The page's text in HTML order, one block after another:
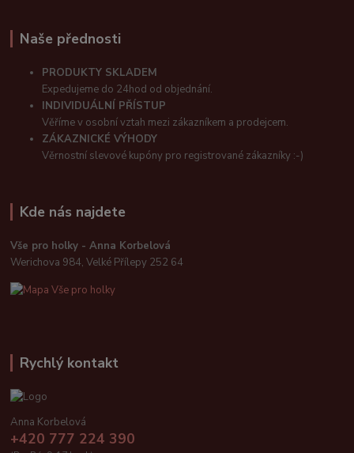
Naše přednosti
PRODUKTY SKLADEM
Expedujeme do 24hod od objednání.
INDIVIDUÁLNÍ PŘÍSTUP
Věříme v osobní vztah mezi zákazníkem a prodejcem.
ZÁKAZNICKÉ VÝHODY
Věrnostní slevové kupóny pro registrované zákazníky :-)
Kde nás najdete
Vše pro holky - Anna Korbelová
Werichova 984, Velké Přílepy 252 64
Rychlý kontakt
Anna Korbelová
+420 777 224 390